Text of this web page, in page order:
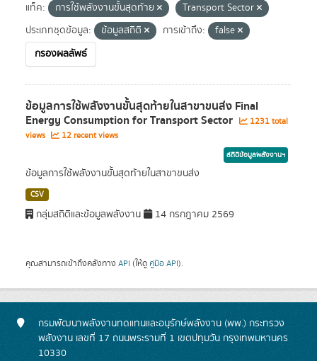
แท็ค: การใช้พลังงานขั้นสุดท้าย
Transport Sector
ประเภทชุดข้อมูล:
ข้อมูลสถิติ การเข้าถึง:
false
กรองผลลัพธ์
ข้อมูลการใช้พลังงานขั้นสุดท้ายในสาขาขนส่ง Final
Energy Consumption for Transport Sector
1231 total
views
12 recent views
สถิติข้อมูลพลังงานฯ
ข้อมูลการใช้พลังงานขั้นสุดท้ายในสาขาขนส่ง
CSV
กลุ่มสถิติและข้อมูลพลังงาน 14 กรกฎาคม 2569
คุณสามารถเข้าถึงคลังทาง API (ให้ดู คู่มือ API).
กรมพัฒนาพลังงานทดแทนและอนุรักษ์พลังงาน (พพ.) กระทรวง
พลังงาน เลขที่ 17 ถนนพระรามที่ 1 เขตปทุมวัน กรุงเทพมหานคร
10330